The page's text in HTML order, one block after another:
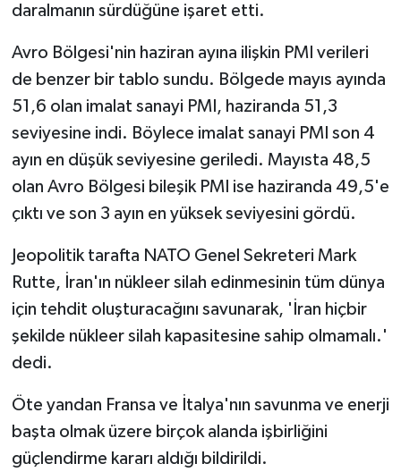
daralmanın sürdüğüne işaret etti.
Avro Bölgesi'nin haziran ayına ilişkin PMI verileri
de benzer bir tablo sundu. Bölgede mayıs ayında
51,6 olan imalat sanayi PMI, haziranda 51,3
seviyesine indi. Böylece imalat sanayi PMI son 4
ayın en düşük seviyesine geriledi. Mayısta 48,5
olan Avro Bölgesi bileşik PMI ise haziranda 49,5'e
çıktı ve son 3 ayın en yüksek seviyesini gördü.
Jeopolitik tarafta NATO Genel Sekreteri Mark
Rutte, İran'ın nükleer silah edinmesinin tüm dünya
için tehdit oluşturacağını savunarak, 'İran hiçbir
şekilde nükleer silah kapasitesine sahip olmamalı.'
dedi.
Öte yandan Fransa ve İtalya'nın savunma ve enerji
başta olmak üzere birçok alanda işbirliğini
güçlendirme kararı aldığı bildirildi.